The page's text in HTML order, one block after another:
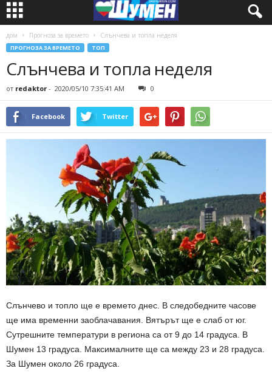
дом Прогноза за времето Слънчева и топла неделя
ПРОГНОЗА ЗА ВРЕМЕТО ТОП
Слънчева и топла неделя
от redaktor - 2020/05/10 7:35:41 AM 0
Facebook Twitter
Слънчево и топло ще е времето днес. В следобедните часове
ще има временни заоблачавания. Вятърът ще е слаб от юг.
Сутрешните температури в региона са от 9 до 14 градуса. В
Шумен 13 градуса. Максималните ще са между 23 и 28 градуса.
За Шумен около 26 градуса.